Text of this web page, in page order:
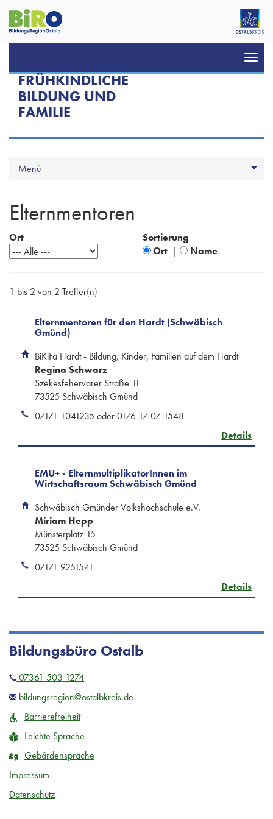
FRÜHKINDLICHE
BILDUNG UND
FAMILIE
Menü
Elternmentoren
Ort
Sortierung
Ort | Name
1 bis 2 von 2 Treffer(n)
Elternmentoren für den Hardt (Schwäbisch
Gmünd)
BiKiFa Hardt - Bildung, Kinder, Familien auf dem Hardt
Regina Schwarz
Szekesfehervarer Straße 11
73525 Schwäbisch Gmünd
07171 1041235 oder 0176 17 07 1548
Details
EMU+ - ElternmultiplikatorInnen im
Wirtschaftsraum Schwäbisch Gmünd
Schwäbisch Gmünder Volkshochschule e.V.
Miriam Hepp
Münsterplatz 15
73525 Schwäbisch Gmünd
07171 9251541
Details
Bildungsbüro Ostalb
07361 503 1274
bildungsregion@ostalbkreis.de
Barrierefreiheit
Leichte Sprache
Gebärdensprache
Impressum
Datenschutz